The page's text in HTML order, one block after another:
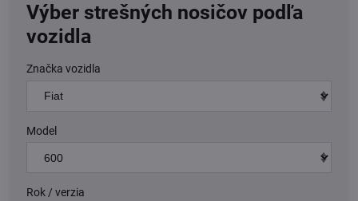
Výber strešných nosičov podľa
vozidla
Značka vozidla
Model
Rok / verzia